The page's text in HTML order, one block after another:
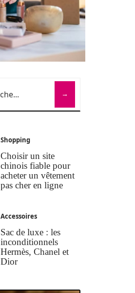
Shopping
Choisir un site
chinois fiable pour
acheter un vêtement
pas cher en ligne
Accessoires
Sac de luxe : les
inconditionnels
Hermès, Chanel et
Dior